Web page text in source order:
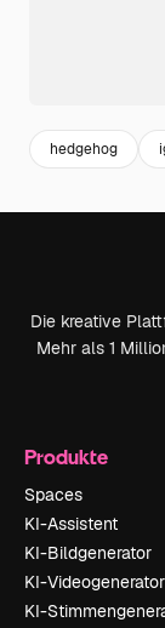
hedgehog
Die kreative
Mehr als 1
Produkte
Spaces
KI-Assistent
KI-Bildgenerator
KI-Videogenerator
KI-